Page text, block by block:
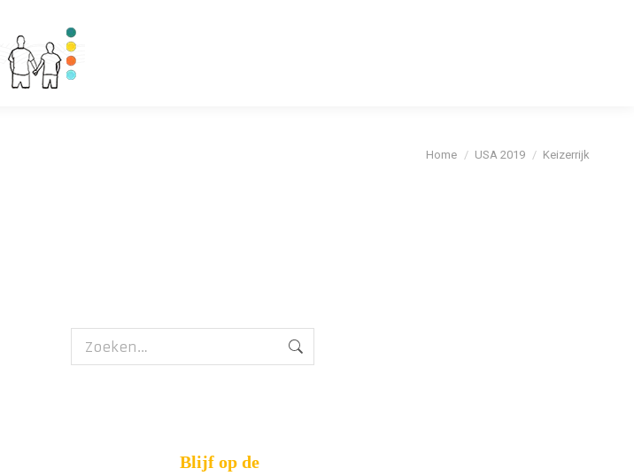
Je bent hier:
Home USA 2019 Keizerrijk
Zoeken:
Blijf op de